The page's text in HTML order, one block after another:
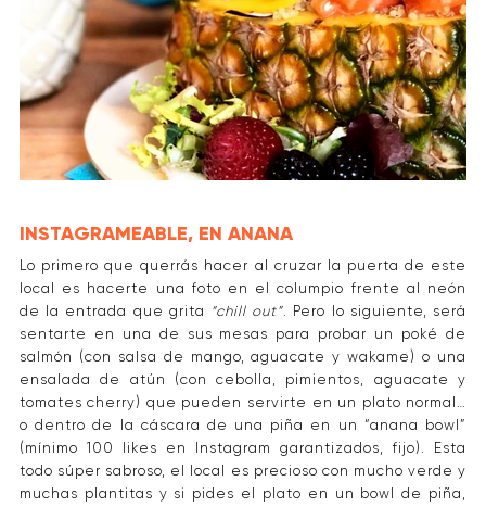
INSTAGRAMEABLE, EN ANANA
Lo primero que querrás hacer al cruzar la puerta de este
local es hacerte una foto en el columpio frente al neón
de la entrada que grita “chill out”. Pero lo siguiente, será
sentarte en una de sus mesas para probar un poké de
salmón (con salsa de mango, aguacate y wakame) o una
ensalada de atún (con cebolla, pimientos, aguacate y
tomates cherry) que pueden servirte en un plato normal…
o dentro de la cáscara de una piña en un “anana bowl”
(mínimo 100 likes en Instagram garantizados, fijo). Esta
todo súper sabroso, el local es precioso con mucho verde y
muchas plantitas y si pides el plato en un bowl de piña,